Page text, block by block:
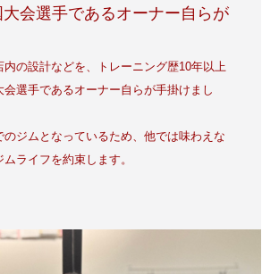
会選手であるオーナー自らが
内の設計などを、トレーニング歴10年以上
会選手であるオーナー自らが手掛けまし
のジムとなっているため、他では味わえな
ライフを約束します。